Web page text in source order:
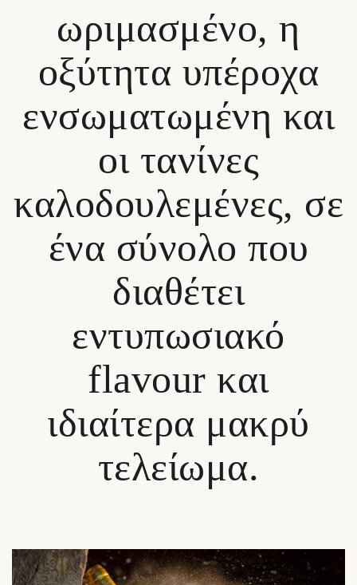
ωριμασμένο, η
οξύτητα υπέροχα
ενσωματωμένη και
οι τανίνες
καλοδουλεμένες, σε
ένα σύνολο που
διαθέτει
εντυπωσιακό
flavour και
ιδιαίτερα μακρύ
τελείωμα.